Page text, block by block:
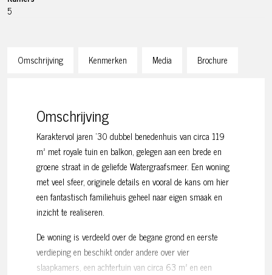
Omschrijving Kenmerken Media Brochure
Omschrijving
Karaktervol jaren ’30 dubbel benedenhuis van circa 119
m² met royale tuin en balkon, gelegen aan een brede en
groene straat in de geliefde Watergraafsmeer. Een woning
met veel sfeer, originele details en vooral de kans om hier
een fantastisch familiehuis geheel naar eigen smaak en
inzicht te realiseren.
De woning is verdeeld over de begane grond en eerste
verdieping en beschikt onder andere over vier
slaapkamers, een achtertuin van circa 63 m² en een
5